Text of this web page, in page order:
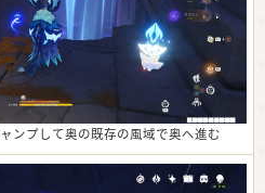
ンプして奥の既存の風域で奥へ進む